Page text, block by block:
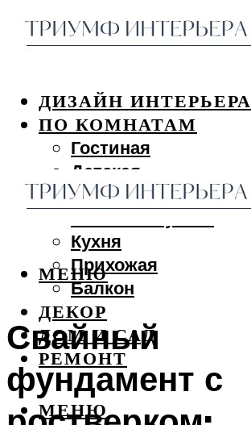
ДИЗАЙН ИНТЕРЬЕРА
ПО КОМНАТАМ
Гостиная
Детская
Спальня
Кухня
Прихожая
Балкон
ДЕКОР
ДОМ И САД
РЕМОНТ
МЕНЮ
МЕНЮ
Свайный
фундамент с